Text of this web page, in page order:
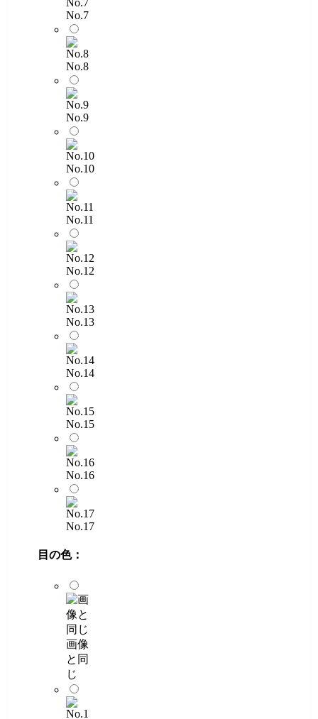
No.7
No.8
No.9
No.10
No.11
No.12
No.13
No.14
No.15
No.16
No.17
目の色：
画像
と同
じ